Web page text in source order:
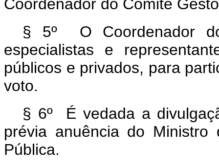
Coordenador do Comitê
§ 5º O Coordenador
especialistas e
públicos e privados, para
voto.
§ 6º É vedada a
prévia anuência do
Pública.